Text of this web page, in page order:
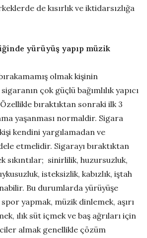
de kısırlık ve iktidarsızlığa
yürüyüş yapıp müzik
olmak kişinin
çok güçlü bağımlılık yapıcı
bıraktıktan sonraki ilk 3
yaşanması normaldir. Sigara
kendini yargılamadan ve
etmelidir. Sigarayı bıraktıktan
sıkıntılar; sinirlilik, huzursuzluk,
isteksizlik, kabızlık, iştah
Bu durumlarda yürüyüşe
spor yapmak, müzik dinlemek, aşırı
ılık süt içmek ve baş ağrıları için
almak genellikle çözüm